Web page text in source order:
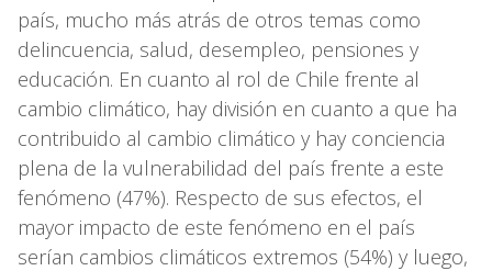
país, mucho más atrás de otros temas como
delincuencia, salud, desempleo, pensiones y
educación. En cuanto al rol de Chile frente al
cambio climático, hay división en cuanto a que ha
contribuido al cambio climático y hay conciencia
plena de la vulnerabilidad del país frente a este
fenómeno (47%). Respecto de sus efectos, el
mayor impacto de este fenómeno en el país
serían cambios climáticos extremos (54%) y luego,